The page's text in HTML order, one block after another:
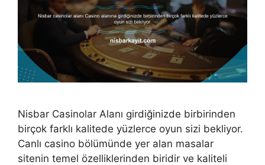
Nisbar Casinolar Alanı girdiğinizde birbirinden
birçok farklı kalitede yüzlerce oyun sizi bekliyor.
Canlı casino bölümünde yer alan masalar
sitenin temel özelliklerinden biridir ve kaliteli